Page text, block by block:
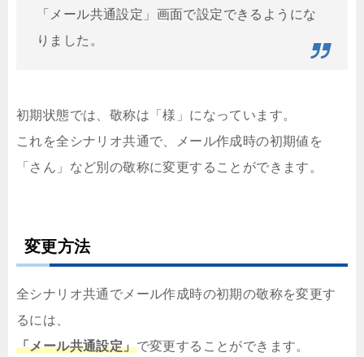
「メール共通設定」画面で設定できるようにな
りました。
初期状態では、敬称は「様」になっています。
これを全シナリオ共通で、メール作成時の初期値を
「さん」など別の敬称に変更することができます。
変更方法
全シナリオ共通でメール作成時の初期の敬称を変更す
るには、
「メール共通設定」で変更することができます。